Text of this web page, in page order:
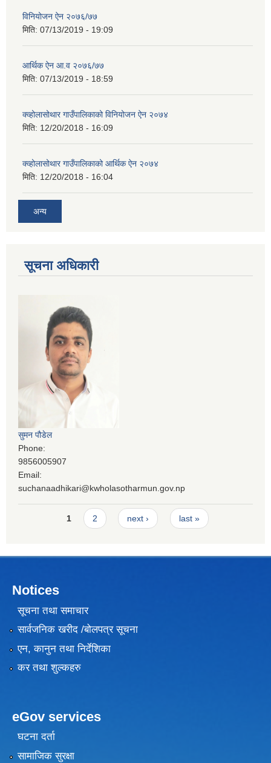
विनियोजन ऐन २०७६/७७
मिति: 07/13/2019 - 19:09
आर्थिक ऐन आ.व २०७६/७७
मिति: 07/13/2019 - 18:59
क्व्होलासोथार गाउँपालिकाको विनियोजन ऐन २०७४
मिति: 12/20/2018 - 16:09
क्व्होलासोथार गाउँपालिकाको आर्थिक ऐन २०७४
मिति: 12/20/2018 - 16:04
अन्य
सूचना अधिकारी
सुमन पौडेल
Phone:
9856005907
Email:
suchanaadhikari@kwholasotharmun.gov.np
Pages1 2 next › last »
Notices
सूचना तथा समाचार
सार्वजनिक खरीद /बोलपत्र सूचना
एन, कानुन तथा निर्देशिका
कर तथा शुल्कहरु
eGov services
घटना दर्ता
सामाजिक सुरक्षा